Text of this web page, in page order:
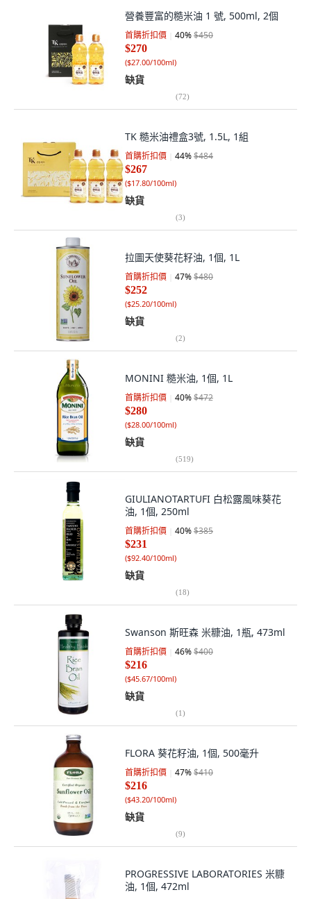
營養豐富的糙米油 1 號, 500ml, 2個
首購折扣價 40%$450
$270
($27.00/100ml)
缺貨
(72)
TK 糙米油禮盒3號, 1.5L, 1組
首購折扣價 44%$484
$267
($17.80/100ml)
缺貨
(3)
拉圖天使葵花籽油, 1個, 1L
首購折扣價 47%$480
$252
($25.20/100ml)
缺貨
(2)
MONINI 糙米油, 1個, 1L
首購折扣價 40%$472
$280
($28.00/100ml)
缺貨
(519)
GIULIANOTARTUFI 白松露風味葵花
油, 1個, 250ml
首購折扣價 40%$385
$231
($92.40/100ml)
缺貨
(18)
Swanson 斯旺森 米糠油, 1瓶, 473ml
首購折扣價 46%$400
$216
($45.67/100ml)
缺貨
(1)
FLORA 葵花籽油, 1個, 500毫升
首購折扣價 47%$410
$216
($43.20/100ml)
缺貨
(9)
PROGRESSIVE LABORATORIES 米糠
油, 1個, 472ml